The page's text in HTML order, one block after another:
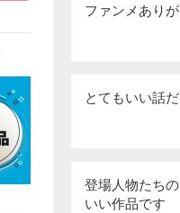
ファンメあり
とてもいい話
登場人物たち
いい作品です